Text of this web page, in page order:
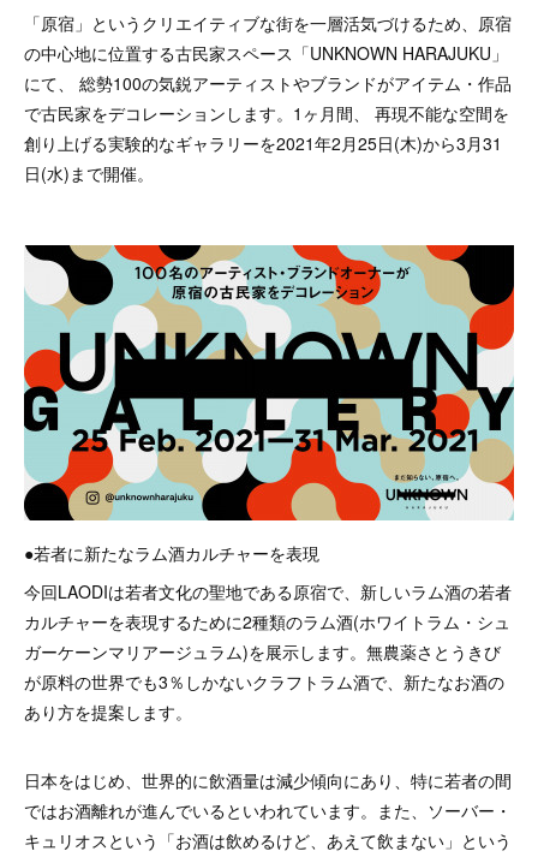
「原宿」というクリエイティブな街を一層活気づけるため、原宿
の中心地に位置する古民家スペース「UNKNOWN HARAJUKU」
にて、 総勢100の気鋭アーティストやブランドがアイテム・作品
で古民家をデコレーションします。1ヶ月間、 再現不能な空間を
創り上げる実験的なギャラリーを2021年2月25日(木)から3月31
日(水)まで開催。
●若者に新たなラム酒カルチャーを表現
今回LAODIは若者文化の聖地である原宿で、新しいラム酒の若者
カルチャーを表現するために2種類のラム酒(ホワイトラム・シュ
ガーケーンマリアージュラム)を展示します。無農薬さとうきび
が原料の世界でも3％しかないクラフトラム酒で、新たなお酒の
あり方を提案します。
日本をはじめ、世界的に飲酒量は減少傾向にあり、特に若者の間
ではお酒離れが進んでいるといわれています。また、ソーバー・
キュリオスという「お酒は飲めるけど、あえて飲まない」という